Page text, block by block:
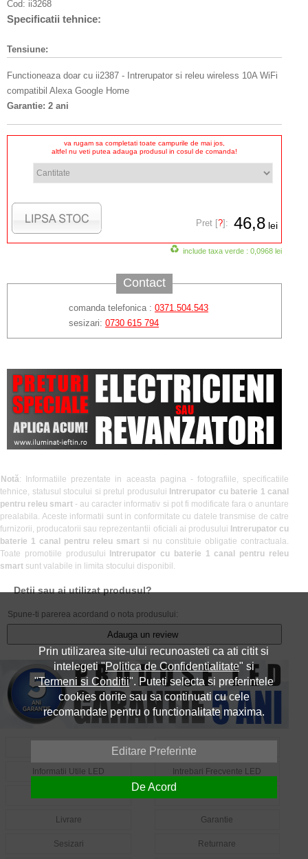
Cod: ii3268
Specificatii tehnice:
Tensiune:
Functioneaza doar cu ii2387 - Intrerupator si releu wireless 10A WiFi
compatibil Alexa Google Home
Garantie: 2 ani
va rugam sa completati toate campurile de mai jos,
altfel nu veti putea adauga produsul in cosul de comanda!
Pret [?]: 46,8 lei
include taxa verde : 0,0968 lei
Contact
comanda telefonica : 0371.504.543
sesizari: 0730 615 794
Notă: Informatiile prezentate in aceasta pagina - fotografiile, specificatiile
tehnice, statusul stocului si pretul produsului Intrerupator cu baterie 1 canal
pentru releu smart - au caracter informativ si pot fi modificate fara o anuntare
prealabila. Aceste informatii sunt in conformitate cu datele transmise de catre
furnizorii, producatorii sau reprezentantii oficiali ai produsului Intrerupator cu
baterie 1 canal pentru releu smart si nu constituie obligatie contractuala.
Toate promotiile produsului
Intrerupator cu baterie 1 canal pentru releu
smart sunt valabile in limita stocului disponibil.
Detii sau ai utilizat produsul?
Spune-ti parerea acordand o nota produsului:
Adauga un review
Informatii Utile LED Intrebari Frecvente LED
Livrare Garantie
Sesizari Returnare
Prin utilizarea site-ului recunoasteti ca ati citit si
intelegeti "Politica de Confidentialitate" si
"Termeni si Conditii". Puteti selecta si preferintele
cookies dorite sau sa continuati cu cele
recomandate pentru o functionalitate maxima.
Editare Preferinte
De Acord